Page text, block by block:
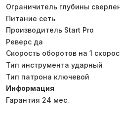
Ограничитель глубины
Питание сеть
Производитель Start Pro
Реверс да
Скорость оборотов на 1
Тип инструмента ударный
Тип патрона ключевой
Информация
Гарантия 24 мес.